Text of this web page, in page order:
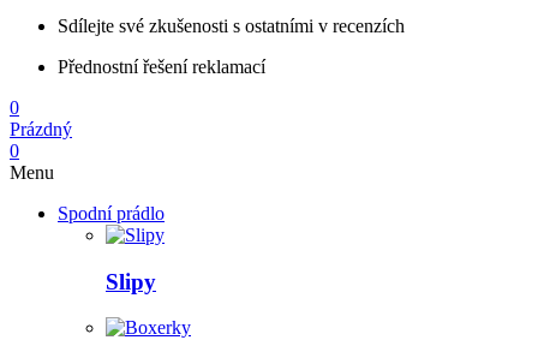
Sdílejte své zkušenosti s ostatními v recenzích
Přednostní řešení reklamací
0
Prázdný
0
Menu
Spodní prádlo
Slipy